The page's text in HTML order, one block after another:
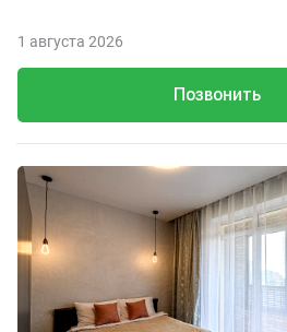
Позвонить
1 августа 2026